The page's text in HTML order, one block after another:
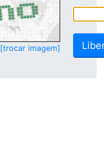
[trocar imagem]